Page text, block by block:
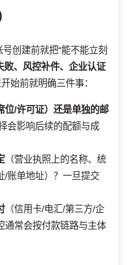
创建前就把“能不能立刻
败、风控补件、企业认证
始前就明确三件事：
位/许可证）还是单独的邮
会影响后续的配额与成
（营业执照上的名称、统
/账单地址）？一旦提交
（信用卡/电汇/第三方/企
通常会按付款链路与主体